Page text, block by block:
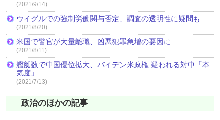
(2021/9/14)
ウイグルでの強制労働関与否定、調査の透明性に疑問も
(2021/8/20)
米国で警官が大量離職、凶悪犯罪急増の要因に
(2021/8/11)
艦艇数で中国優位拡大、バイデン米政権 疑われる対中「本
気度」
(2021/7/13)
政治のほかの記事